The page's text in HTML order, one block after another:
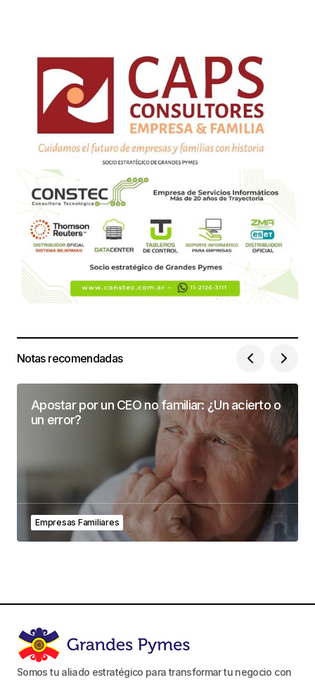
Notas recomendadas
Apostar por un CEO no familiar: ¿Un acierto o
un error?
Empresas Familiares
Somos tu aliado estratégico para transformar tu negocio con